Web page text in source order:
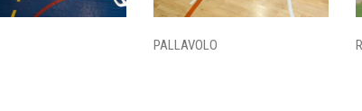
PALLAVOLO